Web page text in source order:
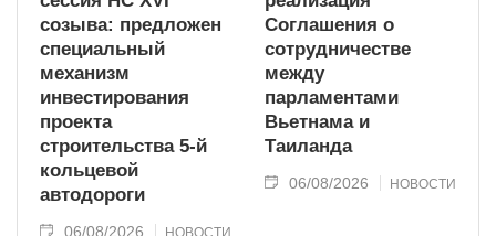
созыва: предложен
специальный
механизм
инвестирования
проекта
строительства 5-й
кольцевой
автодороги
06/08/2026 НОВОСТИ
Соглашения о
сотрудничестве
между
парламентами
Вьетнама и
Таиланда
06/08/2026 НОВОСТИ